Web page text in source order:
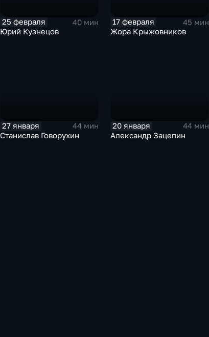
25 февраля
40 мин
Юрий Кузнецов
17 февраля
45 мин
Жора Крыжовников
27 января
44 мин
Станислав Говорухин
20 января
44 мин
Александр Зацепин